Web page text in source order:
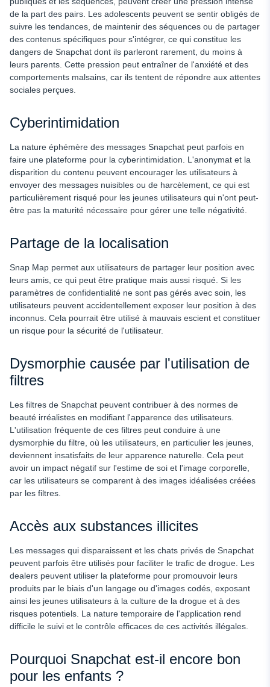
de la part des pairs. Les adolescents peuvent se sentir obligés de
suivre les tendances, de maintenir des séquences ou de partager
des contenus spécifiques pour s'intégrer, ce qui constitue les
dangers de Snapchat dont ils parleront rarement, du moins à
leurs parents. Cette pression peut entraîner de l'anxiété et des
comportements malsains, car ils tentent de répondre aux attentes
sociales perçues.
Cyberintimidation
La nature éphémère des messages Snapchat peut parfois en
faire une plateforme pour la cyberintimidation. L'anonymat et la
disparition du contenu peuvent encourager les utilisateurs à
envoyer des messages nuisibles ou de harcèlement, ce qui est
particulièrement risqué pour les jeunes utilisateurs qui n'ont peut-
être pas la maturité nécessaire pour gérer une telle négativité.
Partage de la localisation
Snap Map permet aux utilisateurs de partager leur position avec
leurs amis, ce qui peut être pratique mais aussi risqué. Si les
paramètres de confidentialité ne sont pas gérés avec soin, les
utilisateurs peuvent accidentellement exposer leur position à des
inconnus. Cela pourrait être utilisé à mauvais escient et constituer
un risque pour la sécurité de l'utilisateur.
Dysmorphie causée par l'utilisation de
filtres
Les filtres de Snapchat peuvent contribuer à des normes de
beauté irréalistes en modifiant l'apparence des utilisateurs.
L'utilisation fréquente de ces filtres peut conduire à une
dysmorphie du filtre, où les utilisateurs, en particulier les jeunes,
deviennent insatisfaits de leur apparence naturelle. Cela peut
avoir un impact négatif sur l'estime de soi et l'image corporelle,
car les utilisateurs se comparent à des images idéalisées créées
par les filtres.
Accès aux substances illicites
Les messages qui disparaissent et les chats privés de Snapchat
peuvent parfois être utilisés pour faciliter le trafic de drogue. Les
dealers peuvent utiliser la plateforme pour promouvoir leurs
produits par le biais d'un langage ou d'images codés, exposant
ainsi les jeunes utilisateurs à la culture de la drogue et à des
risques potentiels. La nature temporaire de l'application rend
difficile le suivi et le contrôle efficaces de ces activités illégales.
Pourquoi Snapchat est-il encore bon
pour les enfants ?